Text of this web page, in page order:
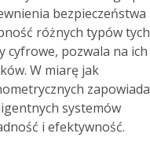
bezpieczeństwa
różnych typów tych
cyfrowe, pozwala na ich
W miarę jak
zapowiada
systemów
i efektywność.